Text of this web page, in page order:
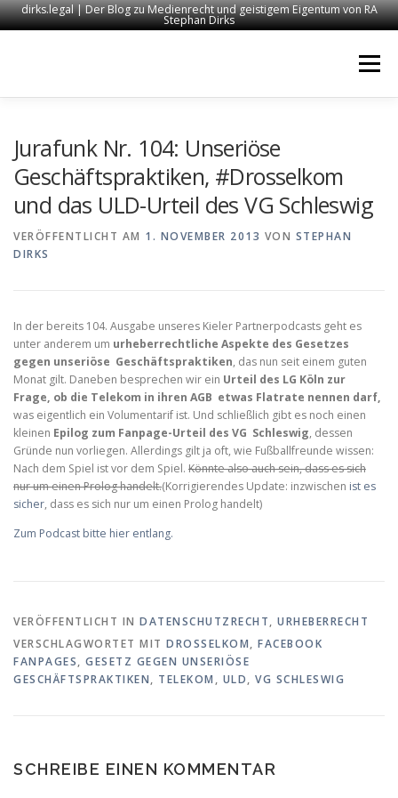
dirks.legal | Der Blog zu Medienrecht und geistigem Eigentum von RA
Stephan Dirks
Menü
MEDIEN IMPRESSUM
Jurafunk Nr. 104: Unseriöse
Geschäftspraktiken, #Drosselkom
und das ULD-Urteil des VG Schleswig
VERÖFFENTLICHT AM 1. NOVEMBER 2013 VON STEPHAN
DIRKS
In der bereits 104. Ausgabe unseres Kieler Partnerpodcasts geht es
unter anderem um urheberrechtliche Aspekte des Gesetzes
gegen unseriöse Geschäftspraktiken, das nun seit einem guten
Monat gilt. Daneben besprechen wir ein Urteil des LG Köln zur
Frage, ob die Telekom in ihren AGB etwas Flatrate nennen darf,
was eigentlich ein Volumentarif ist. Und schließlich gibt es noch einen
kleinen Epilog zum Fanpage-Urteil des VG Schleswig, dessen
Gründe nun vorliegen. Allerdings gilt ja oft, wie Fußballfreunde wissen:
Nach dem Spiel ist vor dem Spiel. Könnte also auch sein, dass es sich
nur um einen Prolog handelt.(Korrigierendes Update: inzwischen ist es
sicher, dass es sich nur um einen Prolog handelt)
Zum Podcast bitte hier entlang.
VERÖFFENTLICHT IN DATENSCHUTZRECHT, URHEBERRECHT
VERSCHLAGWORTET MIT DROSSELKOM, FACEBOOK
FANPAGES, GESETZ GEGEN UNSERIÖSE
GESCHÄFTSPRAKTIKEN, TELEKOM , ULD, VG SCHLESWIG
SCHREIBE EINEN KOMMENTAR